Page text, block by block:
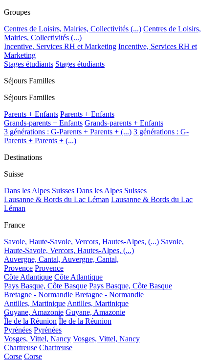
Groupes
Centres de Loisirs, Mairies, Collectivités (...) Centres de Loisirs,
Mairies, Collectivités (...)
Incentive, Services RH et Marketing Incentive, Services RH et
Marketing
Stages étudiants Stages étudiants
Séjours Familles
Séjours Familles
Parents + Enfants Parents + Enfants
Grands-parents + Enfants Grands-parents + Enfants
3 générations : G-Parents + Parents + (...) 3 générations : G-
Parents + Parents + (...)
Destinations
Suisse
Dans les Alpes Suisses Dans les Alpes Suisses
Lausanne & Bords du Lac Léman Lausanne & Bords du Lac
Léman
France
Savoie, Haute-Savoie, Vercors, Hautes-Alpes, (...) Savoie,
Haute-Savoie, Vercors, Hautes-Alpes, (...)
Auvergne, Cantal, Auvergne, Cantal,
Provence Provence
Côte Atlantique Côte Atlantique
Pays Basque, Côte Basque Pays Basque, Côte Basque
Bretagne - Normandie Bretagne - Normandie
Antilles, Martinique Antilles, Martinique
Guyane, Amazonie Guyane, Amazonie
Île de la Réunion Île de la Réunion
Pyrénées Pyrénées
Vosges, Vittel, Nancy Vosges, Vittel, Nancy
Chartreuse Chartreuse
Corse Corse